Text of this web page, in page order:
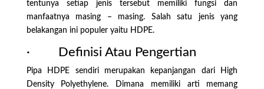
tentunya setiap jenis tersebut memiliki fungsi dan
manfaatnya masing – masing. Salah satu jenis yang
belakangan ini populer yaitu HDPE.
· Definisi Atau Pengertian
Pipa HDPE sendiri merupakan kepanjangan dari High
Density Polyethylene. Dimana memiliki arti memang